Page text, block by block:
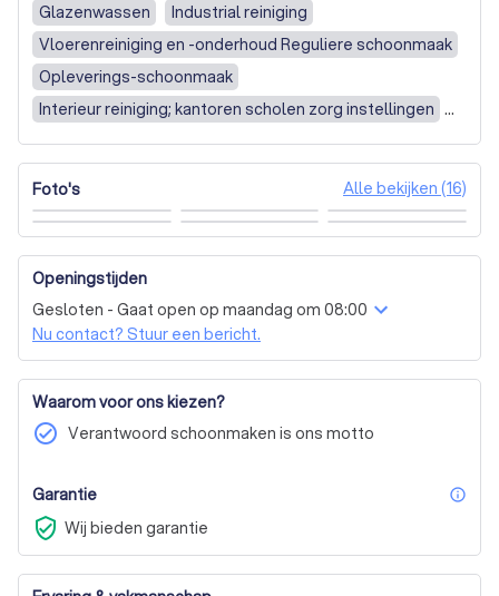
Glazenwassen
Industrial reiniging
Vloerenreiniging en -onderhoud Reguliere schoonmaak
Opleverings-schoonmaak
Interieur reiniging; kantoren scholen zorg instellingen
Gevelreiniging
Vloeronderhoud linoleum/marmoleum
Glasbewassing / glazenwassen
Bouw- & opleveringsschoonmaak
Schoonmaak van bedrijfspand
Foto's Alle bekijken (16)
Openingstijden
Gesloten - Gaat open op maandag om 08:00
Nu contact? Stuur een bericht.
Waarom voor ons kiezen?
check_circle Verantwoord schoonmaken is ons motto
Garantie
verified_user Wij bieden garantie